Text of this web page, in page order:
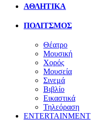
ΑΘΛΗΤΙΚΑ
ΠΟΛΙΤΣΜΟΣ
Θέατρο
Μουσική
Χορός
Μουσεία
Σινεμά
Βιβλίο
Εικαστικά
Τηλεόραση
ENTERTAINMENT